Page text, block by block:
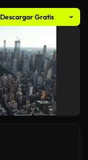
Descargar Gratis